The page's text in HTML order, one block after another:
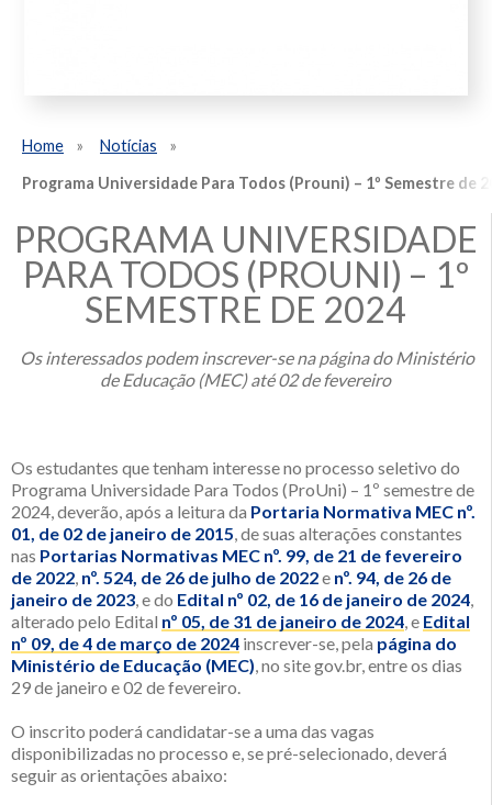
Home
Notícias
Programa Universidade Para Todos (Prouni) – 1º Semestre de
PROGRAMA UNIVERSIDADE
PARA TODOS (PROUNI) – 1º
SEMESTRE DE 2024
Os interessados podem inscrever-se na página do Ministério
de Educação (MEC) até 02 de fevereiro
Os estudantes que tenham interesse no processo seletivo do
Programa Universidade Para Todos (ProUni) – 1º semestre de
2024, deverão, após a leitura da Portaria Normativa MEC nº.
01, de 02 de janeiro de 2015, de suas alterações constantes
nas Portarias Normativas MEC nº. 99, de 21 de fevereiro
de 2022, nº. 524, de 26 de julho de 2022e nº. 94, de 26 de
janeiro de 2023, e do Edital nº 02, de 16 de janeiro de 2024,
alterado pelo Edital nº 05, de 31 de janeiro de 2024, e Edital
nº 09, de 4 de março de 2024 inscrever-se, pela página do
Ministério de Educação (MEC), no site gov.br, entre os dias
29 de janeiro e 02 de fevereiro.
O inscrito poderá candidatar-se a uma das vagas
disponibilizadas no processo e, se pré-selecionado, deverá
seguir as orientações abaixo: